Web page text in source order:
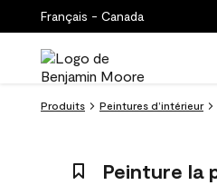
Français - Canada
Produits Peintures d’intérieur
Peinture la